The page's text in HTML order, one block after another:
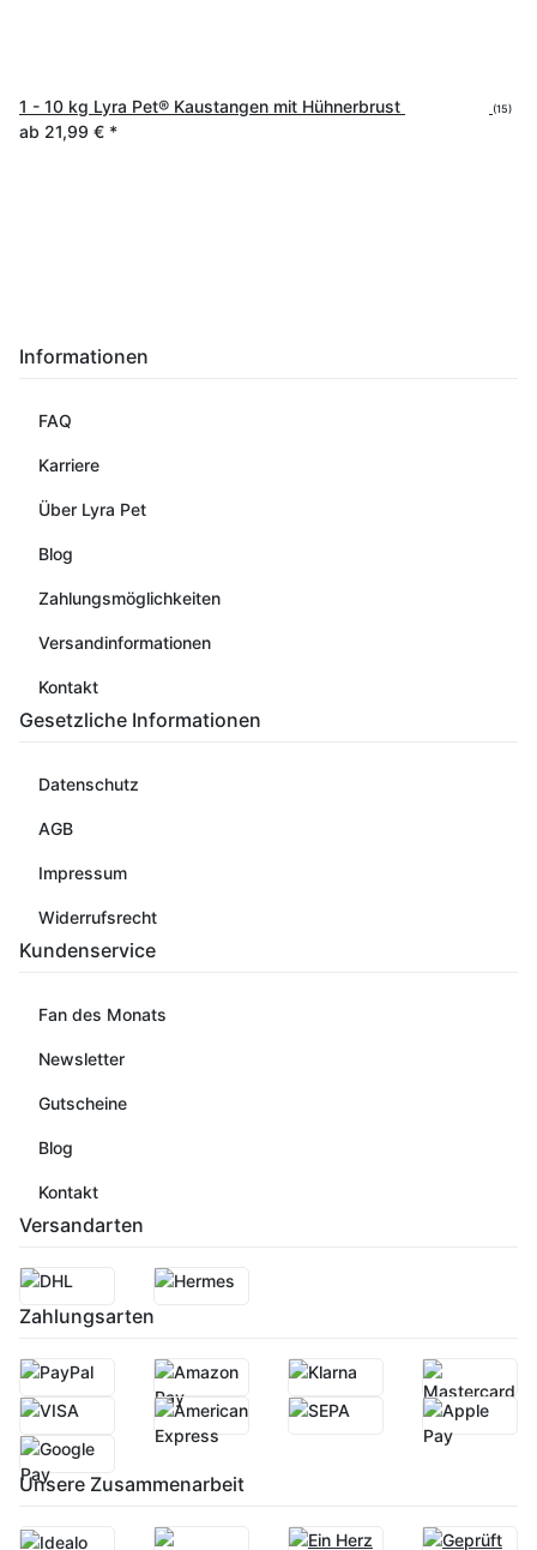
1 - 10 kg Lyra Pet® Kaustangen mit Hühnerbrust (15)
ab 21,99 € *
Informationen
FAQ
Karriere
Über Lyra Pet
Blog
Zahlungsmöglichkeiten
Versandinformationen
Kontakt
Gesetzliche Informationen
Datenschutz
AGB
Impressum
Widerrufsrecht
Kundenservice
Fan des Monats
Newsletter
Gutscheine
Blog
Kontakt
Versandarten
Zahlungsarten
Unsere Zusammenarbeit